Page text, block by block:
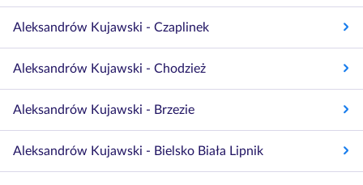
Aleksandrów Kujawski - Czaplinek
Aleksandrów Kujawski - Chodzież
Aleksandrów Kujawski - Brzezie
Aleksandrów Kujawski - Bielsko Biała Lipnik